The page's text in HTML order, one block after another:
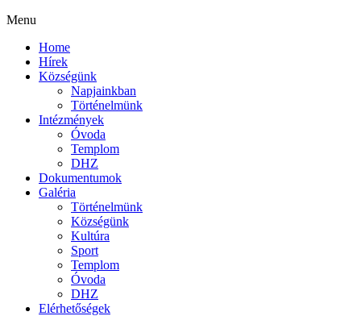
Menu
Home
Hírek
Községünk
Napjainkban
Történelmünk
Intézmények
Óvoda
Templom
DHZ
Dokumentumok
Galéria
Történelmünk
Községünk
Kultúra
Sport
Templom
Óvoda
DHZ
Elérhetőségek